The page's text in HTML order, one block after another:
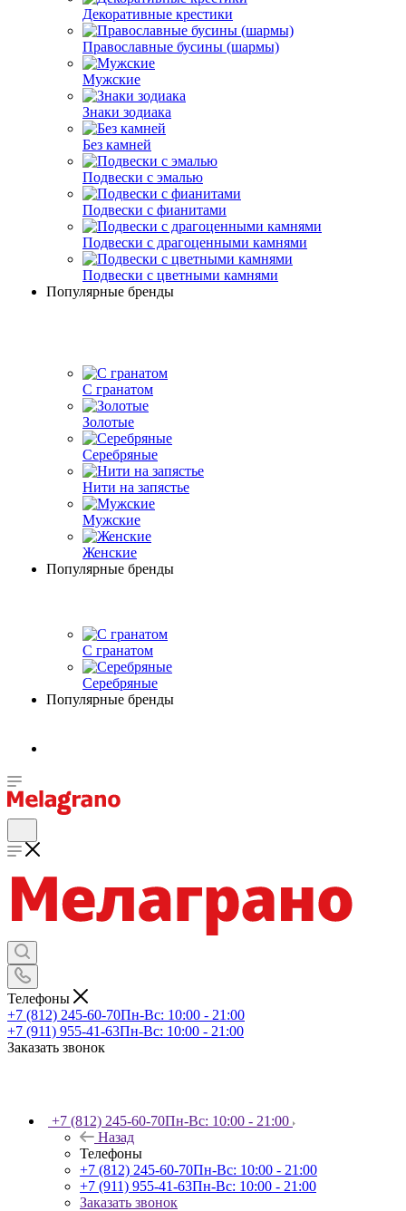
Декоративные крестики
Православные бусины (шармы)
Мужские
Знаки зодиака
Без камней
Подвески с эмалью
Подвески с фианитами
Подвески с драгоценными камнями
Подвески с цветными камнями
Популярные бренды
С гранатом
Золотые
Серебряные
Нити на запястье
Мужские
Женские
Популярные бренды
С гранатом
Серебряные
Популярные бренды
Телефоны
+7 (812) 245-60-70Пн-Вс: 10:00 - 21:00
+7 (911) 955-41-63Пн-Вс: 10:00 - 21:00
Заказать звонок
+7 (812) 245-60-70Пн-Вс: 10:00 - 21:00
Назад
Телефоны
+7 (812) 245-60-70Пн-Вс: 10:00 - 21:00
+7 (911) 955-41-63Пн-Вс: 10:00 - 21:00
Заказать звонок